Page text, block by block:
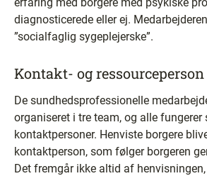
diagnosticerede eller ej.
”socialfaglig sygeplejerske”.
Kontakt- og ressourceperson
De sundhedsprofessionelle
organiseret i tre team, og alle fungerer
kontaktpersoner. Henviste borgere
kontaktperson, som følger borgeren
Det fremgår ikke altid af